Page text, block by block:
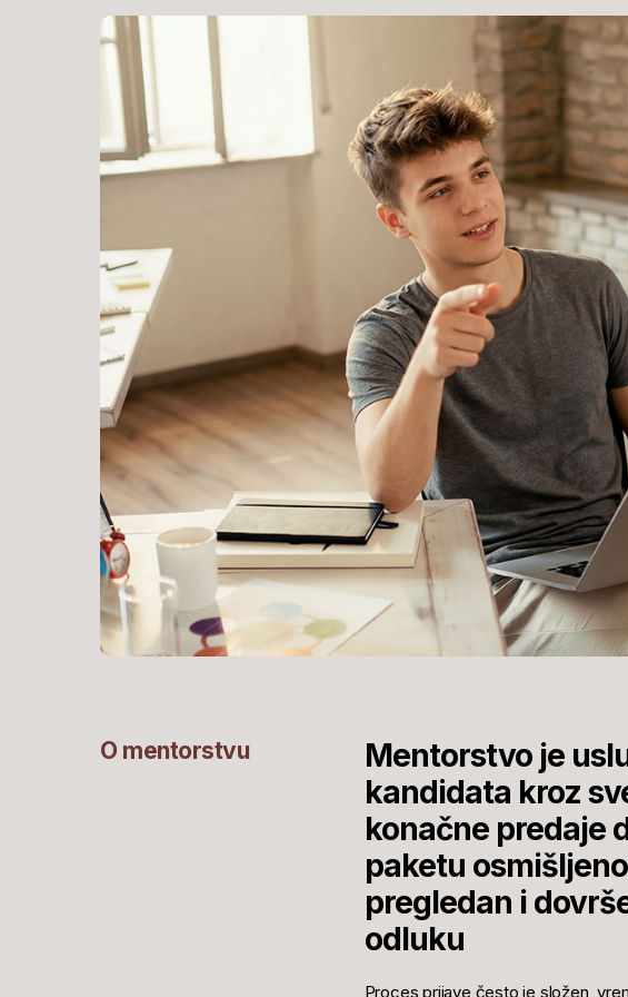
O mentorstvu
Mentorstvo je
kandidata kroz
konačne predaje
paketu
pregledan i
odluku
Proces prijave često je složen,